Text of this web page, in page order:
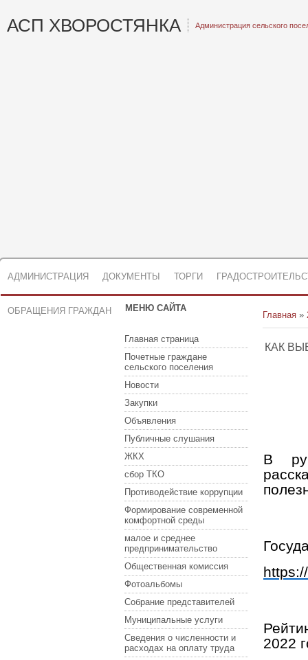
АСП ХВОРОСТЯНКА Администрация сельского
АДМИНИСТРАЦИЯ ДОКУМЕНТЫ ТОРГИ
ОБРАЩЕНИЯ ГРАЖДАН МЕНЮ САЙТА
Главная страница
Почетные граждане
сельского поселения
Новости
Закупки
Объявления
Публичные слушания
ЖКХ
сбор ТКО
Противодействие коррупции
Формирование современной
комфортной среды
малое и среднее
предпринимательство
Общественная комиссия
Фотоальбомы
Собрание представителей
Муниципальные услуги
Сведения о численности и
расходах на оплату труда
Главная »
КАК
В
2022